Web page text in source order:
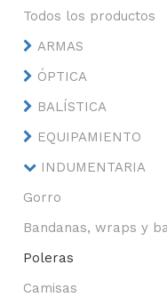
Todos los productos
ARMAS
ÓPTICA
BALÍSTICA
EQUIPAMIENTO
INDUMENTARIA
Gorro
Bandanas, wraps y
Poleras
Camisas